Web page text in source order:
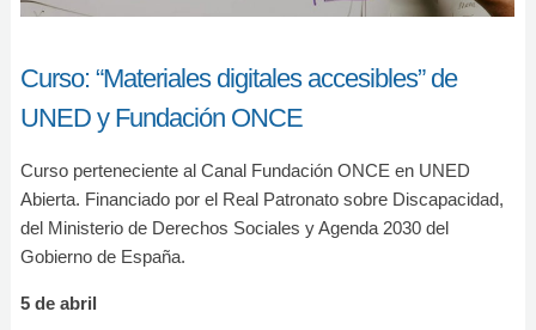
Curso: “Materiales digitales accesibles” de
UNED y Fundación ONCE
Curso perteneciente al Canal Fundación ONCE en UNED
Abierta. Financiado por el Real Patronato sobre Discapacidad,
del Ministerio de Derechos Sociales y Agenda 2030 del
Gobierno de España.
5 de abril